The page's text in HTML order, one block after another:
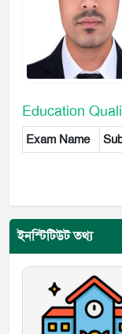
Education
Exam Name
ইনস্টিটিউট তথ্য